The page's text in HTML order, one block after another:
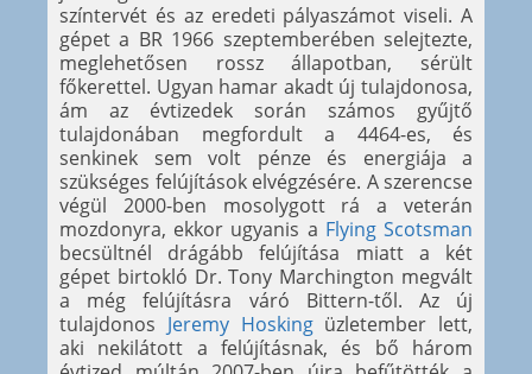
színtervét és az eredeti pályaszámot viseli. A
gépet a BR 1966 szeptemberében selejtezte,
meglehetősen rossz állapotban, sérült
főkerettel. Ugyan hamar akadt új tulajdonosa,
ám az évtizedek során számos gyűjtő
tulajdonában megfordult a 4464-es, és
senkinek sem volt pénze és energiája a
szükséges felújítások elvégzésére. A szerencse
végül 2000-ben mosolygott rá a veterán
mozdonyra, ekkor ugyanis a Flying Scotsman
becsültnél drágább felújítása miatt a két
gépet birtokló Dr. Tony Marchington megvált
a még felújításra váró Bittern-től. Az új
tulajdonos Jeremy Hoskingüzletember lett,
aki nekilátott a felújításnak, és bő három